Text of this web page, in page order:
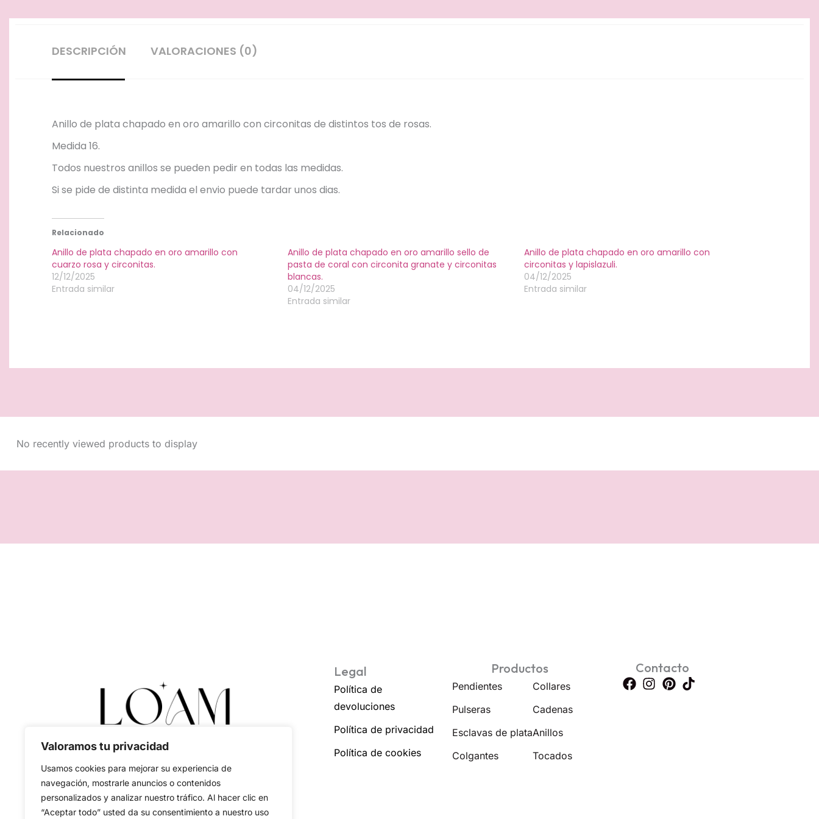
Valoramos tu privacidad
Usamos cookies para mejorar su experiencia de
navegación, mostrarle anuncios o contenidos
personalizados y analizar nuestro tráfico. Al hacer clic en
“Aceptar todo” usted da su consentimiento a nuestro uso
DESCRIPCIÓN VALORACIONES (0)
Anillo de plata chapado en oro amarillo con circonitas de distintos tos de rosas.
Medida 16.
Todos nuestros anillos se pueden pedir en todas las medidas.
Si se pide de distinta medida el envio puede tardar unos dias.
Relacionado
Anillo de plata chapado en oro amarillo con
cuarzo rosa y circonitas.
12/12/2025
Entrada similar
Anillo de plata chapado en oro amarillo sello de
pasta de coral con circonita granate y circonitas
blancas.
04/12/2025
Entrada similar
Anillo de plata chapado en oro amarillo con
circonitas y lapislazuli.
04/12/2025
Entrada similar
No recently viewed products to display
Legal
Política de
devoluciones
Política de privacidad
Política de cookies
Productos
Pendientes
Pulseras
Esclavas de plata
Colgantes
Collares
Cadenas
Anillos
Tocados
Contacto